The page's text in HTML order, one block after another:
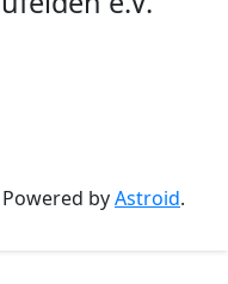
Powered byAstroid.